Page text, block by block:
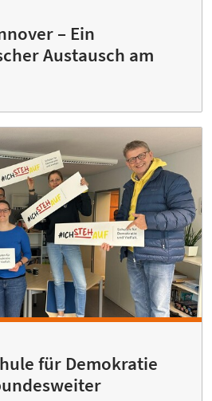
– Ein
Austausch am
für Demokratie